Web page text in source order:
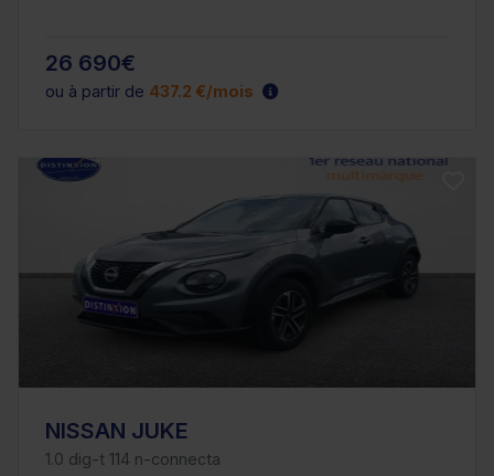
26 690€
ou à partir de 437.2 €/mois
NISSAN JUKE
1.0 dig-t 114 n-connecta